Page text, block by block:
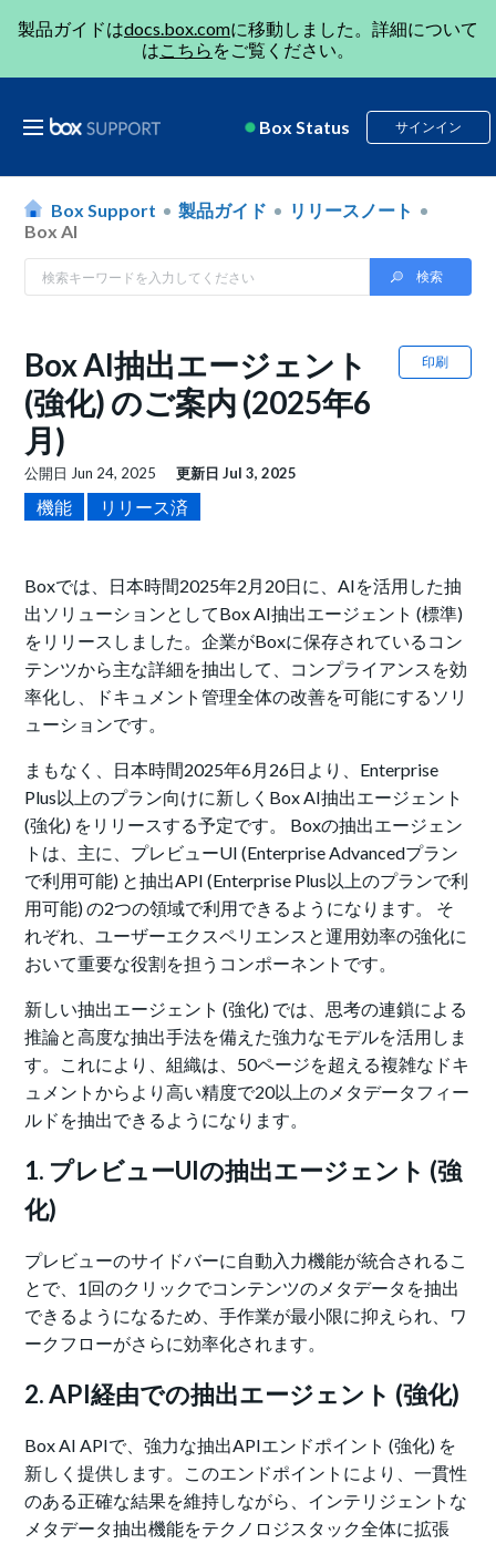
製品ガイドはdocs.box.comに移動しました。詳細について
はこちら をご覧ください。
Box Status サインイン
Box Support 製品ガイド
リリースノート
Box AI
印刷
Box AI抽出エージェント
(強化) のご案内 (2025年6
月)
公開日 Jun 24, 2025 更新日Jul 3, 2025
機能 リリース済
Boxでは、日本時間2025年2月20日に、AIを活用した抽
出ソリューションとしてBox AI抽出エージェント (標準)
をリリースしました。企業がBoxに保存されているコン
テンツから主な詳細を抽出して、コンプライアンスを効
率化し、ドキュメント管理全体の改善を可能にするソリ
ューションです。
まもなく、日本時間2025年6月26日より、Enterprise
Plus以上のプラン向けに新しくBox AI抽出エージェント
(強化) をリリースする予定です。 Boxの抽出エージェン
トは、主に、プレビューUI (Enterprise Advancedプラン
で利用可能) と抽出API (Enterprise Plus以上のプランで利
用可能) の2つの領域で利用できるようになります。 そ
れぞれ、ユーザーエクスペリエンスと運用効率の強化に
おいて重要な役割を担うコンポーネントです。
新しい抽出エージェント (強化) では、思考の連鎖による
推論と高度な抽出手法を備えた強力なモデルを活用しま
す。これにより、組織は、50ページを超える複雑なドキ
ュメントからより高い精度で20以上のメタデータフィー
ルドを抽出できるようになります。
1. プレビューUIの抽出エージェント (強
化)
プレビューのサイドバーに自動入力機能が統合されるこ
とで、1回のクリックでコンテンツのメタデータを抽出
できるようになるため、手作業が最小限に抑えられ、ワ
ークフローがさらに効率化されます。
2. API経由での抽出エージェント (強化)
Box AI APIで、強力な抽出APIエンドポイント (強化) を
新しく提供します。このエンドポイントにより、一貫性
のある正確な結果を維持しながら、インテリジェントな
メタデータ抽出機能をテクノロジスタック全体に拡張